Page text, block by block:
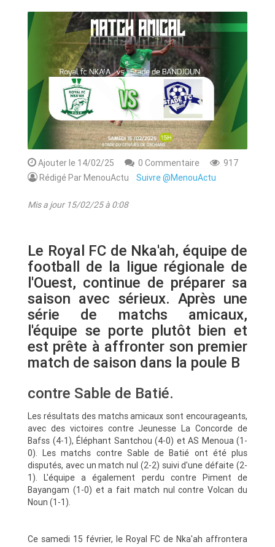
ART & CULTURE & TRADITION
ASSAINISSEMENT
BREAKING-NEWS
CAMEROUN
Ajouter le 14/02/25 0 Commentaire
917
Rédigé Par MenouActu Suivre @MenouActu
Mis a jour 15/02/25 à 0:08
Le Royal FC de Nka'ah, équipe de
football de la ligue régionale de
l'Ouest, continue de préparer sa
saison avec sérieux. Après une
série de matchs amicaux,
l'équipe se porte plutôt bien et
est prête à affronter son premier
match de saison dans la poule B
contre Sable de Batié.
Les résultats des matchs amicaux sont encourageants,
avec des victoires contre Jeunesse La Concorde de
Bafss (4-1), Éléphant Santchou (4-0) et AS Menoua (1-
0). Les matchs contre Sable de Batié ont été plus
disputés, avec un match nul (2-2) suivi d'une défaite (2-
1). L'équipe a également perdu contre Piment de
Bayangam (1-0) et a fait match nul contre Volcan du
Noun (1-1).
Ce samedi 15 février, le Royal FC de Nka'ah affrontera